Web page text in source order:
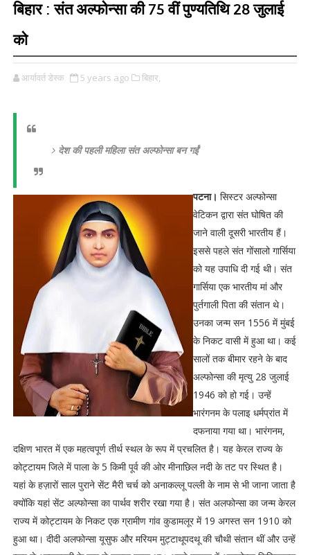
बिहार : संत अल्फोन्सा की 75 वीं पुण्यतिथि 28 जुलाई
को
आर्यावर्त डेस्क 5 years ago बिहार,
देश की पहली महिला संत अल्फोन्सा बन गईं
पटना। सिस्टर अल्फोन्सा
वेटिकन द्वारा संत घोषित की
जाने वाली दूसरी भारतीय हैं।
इससे पहले संत गोंसालो गार्सिया
को यह उपाधि दी गई थी। संत
गार्सिया एक भारतीय मां और
पुर्तगाली पिता की संतान थे।
उनका जन्म सन 1556 में मुंबई
के निकट वासी में हुआ था। कई
सालों तक बीमार रहने के बाद
अल्फोन्सा की मृत्यु 28 जुलाई
1946 को हो गई। उन्हें
भारंगनम के पलाइ धर्मप्रांत में
दफनाया गया था। भारंगनम,
दक्षिण भारत में एक महत्वपूर्ण तीर्थ स्थल के रूप में प्रचलित है। यह केरल राज्य के
कोट्टायम जिले में पाला के 5 किमी पूर्व की ओर मीनाछिल नदी के तट पर स्थित है।
यहां के हज़ारों साल पुराने सेंट मैरी चर्च को अनाकल्लू पल्ली के नाम से भी जाना जाता है
क्योंकि यहां सेंट अल्फोन्सा का पार्थव शरीर रखा गया है। संत अलफोन्सा का जन्म केरल
राज्य में कोट्टायम के निकट एक ग्रामीण गांव कुडामलूर में 19 अगस्त सन 1910 को
हुआ था। दीदी अलफोन्सा यूसुफ और मरियम मुट्टाथूपदथू की चौथी संतान थीं और उन्हें